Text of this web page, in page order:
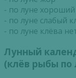
- по луне хороший
- по луне слабый
- по луне клёва
Лунный
(клёв рыбы по